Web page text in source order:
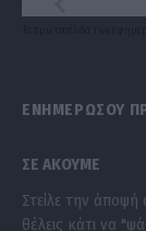
ΕΝΗΜΕΡΩΣΟΥ
ΣΕ ΑΚΟΥΜΕ
Στείλε την
θέλεις κάτι να